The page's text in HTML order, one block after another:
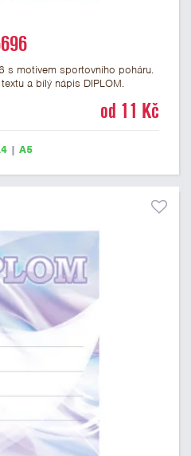
s motivem sportovního poháru.
a bílý nápis DIPLOM.
většinu soutěží, ke kterým by
od 11 Kč
| A5